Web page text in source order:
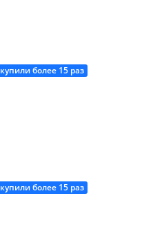
Купить
купили более 15 раз
Купить
купили более 15 раз